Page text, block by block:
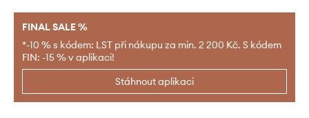
FINAL SALE %
*-10 % s kódem: LST při nákupu za min. 2 200 Kč. S kódem
FIN: -15 % v aplikaci!
Stáhnout aplikaci